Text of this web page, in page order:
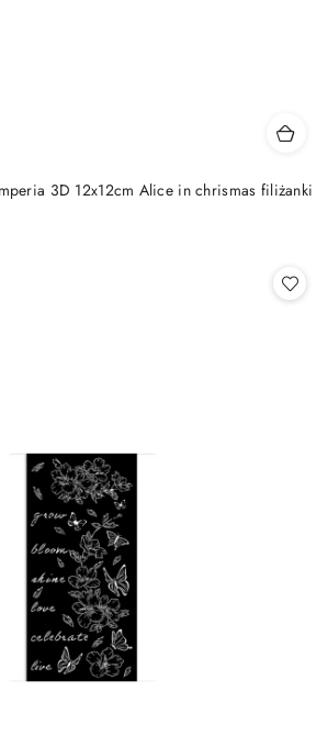
3D 12x12cm Alice in chrismas filiżanki